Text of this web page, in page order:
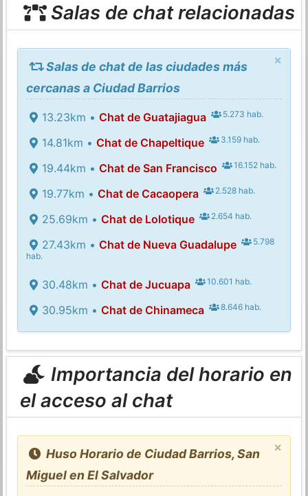
Salas de chat relacionadas
×
Salas de chat de las ciudades más
cercanas a Ciudad Barrios
13.23km • Chat de Guatajiagua 5.273 hab.
14.81km • Chat de Chapeltique 3.159 hab.
19.44km • Chat de San Francisco 16.152 hab.
19.77km • Chat de Cacaopera 2.528 hab.
25.69km • Chat de Lolotique 2.654 hab.
27.43km • Chat de Nueva Guadalupe
5.798
hab.
30.48km • Chat de Jucuapa 10.601 hab.
30.95km • Chat de Chinameca 8.646 hab.
Importancia del horario en
el acceso al chat
×
Huso Horario de Ciudad Barrios, San
Miguel en El Salvador